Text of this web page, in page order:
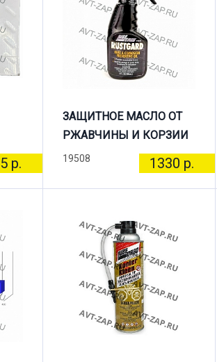
р.
ЗАЩИТНОЕ МАСЛО ОТ
РЖАВЧИНЫ И КОРЗИИ
19508 1330 р.